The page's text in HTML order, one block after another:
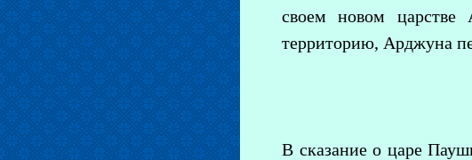
своем новом
территорию, Арджуна
В сказание о царе